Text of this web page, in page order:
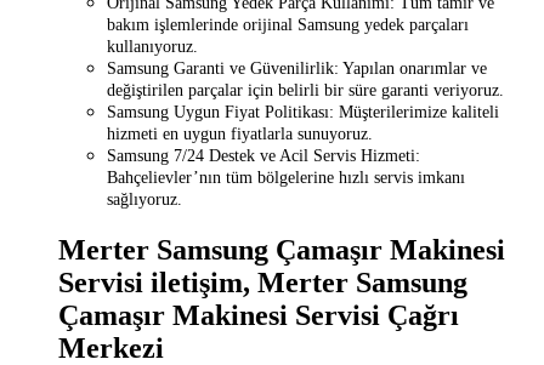
bakım işlemlerinde orijinal Samsung yedek parçaları
kullanıyoruz.
Samsung Garanti ve Güvenilirlik: Yapılan onarımlar ve
değiştirilen parçalar için belirli bir süre garanti veriyoruz.
Samsung Uygun Fiyat Politikası: Müşterilerimize kaliteli
hizmeti en uygun fiyatlarla sunuyoruz.
Samsung 7/24 Destek ve Acil Servis Hizmeti:
Bahçelievler’nın tüm bölgelerine hızlı servis imkanı
sağlıyoruz.
Merter Samsung Çamaşır Makinesi
Servisi iletişim, Merter Samsung
Çamaşır Makinesi Servisi Çağrı
Merkezi